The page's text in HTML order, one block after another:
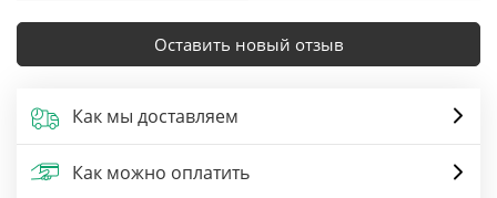
Оставить новый отзыв
Как мы доставляем
Как можно оплатить